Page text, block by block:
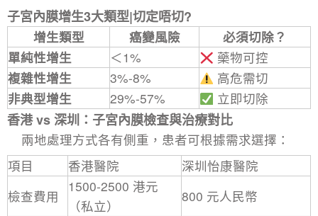
子宮內膜增生3大類型|切定唔切?
增生類型 癌變風險
必須切除？
單純性增生
＜1%
藥物可控
複雜性增生
3%-8%
高危需切
非典型增生
29%-57% 立即切除
香港 vs 深圳：子宮內膜檢查與治療對比​
兩地處理方式各有側重，患者可根據需求選擇：​
項目​
香港醫院​
深圳怡康醫院​
檢查費用​
1500-2500 港元
（私立）​
800 元人民幣​